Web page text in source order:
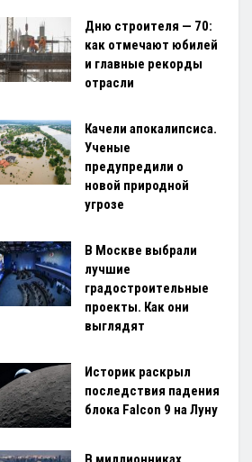
Дню строителя — 70:
как отмечают юбилей
и главные рекорды
отрасли
Качели апокалипсиса.
Ученые
предупредили о
новой природной
угрозе
В Москве выбрали
лучшие
градостроительные
проекты. Как они
выглядят
Историк раскрыл
последствия падения
блока Falcon 9 на Луну